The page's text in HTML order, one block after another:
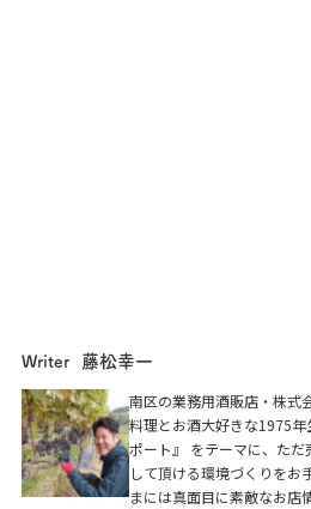
Writer 藤松幸一
南区の業務用酒販店・株式
料理とお酒大好きな1975
ポート』 をテーマに、た
して頂ける環境づくりをお
まには真面目に素敵なお店